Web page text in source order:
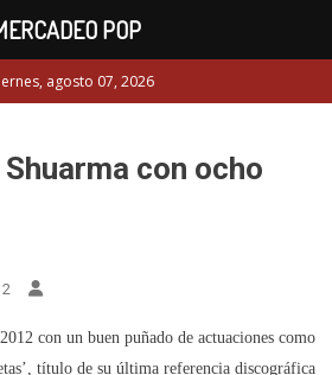
agosto 07, 2026
con ocho
con un buen puñado de actuaciones como
título de su última referencia discográfica
POP